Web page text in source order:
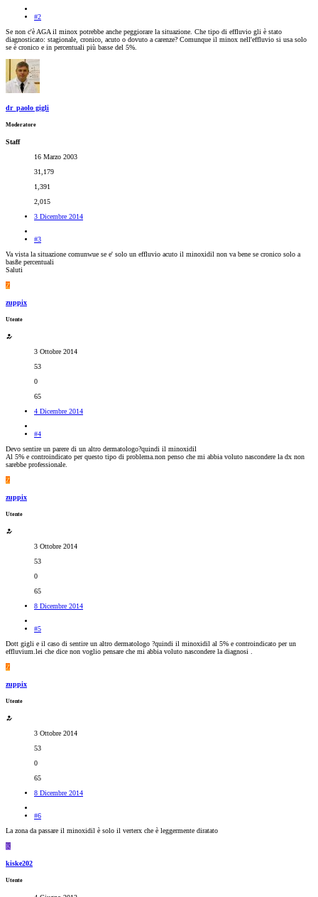
#2
Se non c'è AGA il minox potrebbe anche peggiorare la situazione. Che tipo di effluvio gli è stato
diagnosticato: stagionale, cronico, acuto o dovuto a carenze? Comunque il minox nell'effluvio si usa solo
se è cronico e in percentuali più basse del 5%.
dr_paolo gigli
Moderatore
Staff
16 Marzo 2003
31,179
1,391
2,015
3 Dicembre 2014
#3
Va vista la situazione comunwue se e' solo un effluvio acuto il minoxidil non va bene se cronico solo a
basße percentuali
Saluti
Z
zuppix
Utente
3 Ottobre 2014
53
0
65
4 Dicembre 2014
#4
Devo sentire un parere di un altro dermatologo?quindi il minoxidil
Al 5% e controindicato per questo tipo di problema.non penso che mi abbia voluto nascondere la dx non
sarebbe professionale.
Z
zuppix
Utente
3 Ottobre 2014
53
0
65
8 Dicembre 2014
#5
Dott gigli e il caso di sentire un altro dermatologo ?quindi il minoxidil al 5% e controindicato per un
effluvium.lei che dice non voglio pensare che mi abbia voluto nascondere la diagnosi .
Z
zuppix
Utente
3 Ottobre 2014
53
0
65
8 Dicembre 2014
#6
La zona da passare il minoxidil è solo il verterx che è leggermente diratato
K
kiske202
Utente